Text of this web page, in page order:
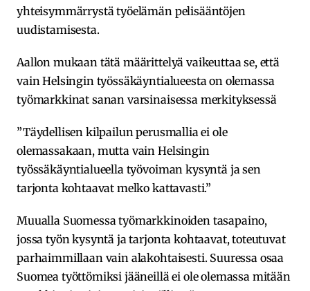
yhteisymmärrystä työelämän pelisääntöjen
uudistamisesta.
Aallon mukaan tätä määrittelyä vaikeuttaa se, että
vain Helsingin työssäkäyntialueesta on olemassa
työmarkkinat sanan varsinaisessa merkityksessä
”Täydellisen kilpailun perusmallia ei ole
olemassakaan, mutta vain Helsingin
työssäkäyntialueella työvoiman kysyntä ja sen
tarjonta kohtaavat melko kattavasti.”
Muualla Suomessa työmarkkinoiden tasapaino,
jossa työn kysyntä ja tarjonta kohtaavat, toteutuvat
parhaimmillaan vain alakohtaisesti. Suuressa osaa
Suomea työttömiksi jääneillä ei ole olemassa mitään